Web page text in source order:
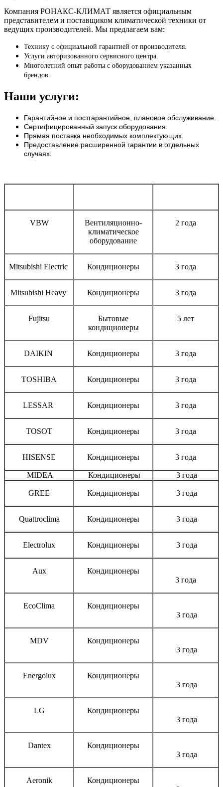
Компания РОНАКС-КЛИМАТ является официальным
представителем и поставщиком климатической техники от
ведущих производителей. Мы предлагаем вам:
Технику с официальной гарантией от производителя.
Услуги авторизованного сервисного центра.
Многолетний опыт работы с оборудованием указанных
брендов.
Наши услуги:
Гарантийное и постгарантийное, плановое обслуживание.
Сертифицированный запуск оборудования.
Прямая поставка необходимых комплектующих.
Предоставление расширенной гарантии в отдельных
случаях.
VBW
Вентиляционно-
климатическое
оборудование
2 года
Mitsubishi Electric Кондиционеры 3 года
Mitsubishi Heavy Кондиционеры 3 года
Fujitsu
Бытовые
кондиционеры
5 лет
DAIKIN Кондиционеры 3 года
TOSHIBA Кондиционеры 3 года
LESSAR Кондиционеры 3 года
TOSOT Кондиционеры 3 года
HISENSE Кондиционеры 3 года
MIDEA Кондиционеры 3 года
GREE Кондиционеры 3 года
Quattroclima Кондиционеры 3 года
Electrolux Кондиционеры 3 года
Aux
Кондиционеры
3 года
EcoClima
Кондиционеры
3 года
MDV
Кондиционеры
3 года
Energolux
Кондиционеры
3 года
LG
Кондиционеры
3 года
Dantex
Кондиционеры
3 года
Aeronik
Кондиционеры